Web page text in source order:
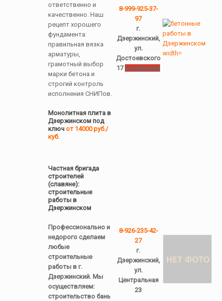
ответственно и
качественно. Наш
рецепт хорошего
фундамента:
правильная вязка
арматуры,
грамотный выбор
марки бетона и
строгий контроль
исполнения СНИПов.
Монолитная плита в
Дзержинском под
ключот 14000 руб./
куб.
8-999-925-37-
97
г.
Дзержинский,
ул.
Достоевского
17 О компании
Частная бригада
строителей
(славяне):
строительные
работы в
Дзержинском
Профессионально и
недорого сделаем
любые
строительные
работы в г.
Дзержинский. Мы
осуществляем:
строительство бань
8-926-235-42-
27
г.
Дзержинский,
ул.
Центральная
23